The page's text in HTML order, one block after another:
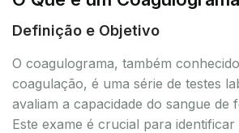
Definição e Objetivo
O coagulograma, também
coagulação, é uma série de testes
avaliam a capacidade do sangue de
Este exame é crucial para identificar